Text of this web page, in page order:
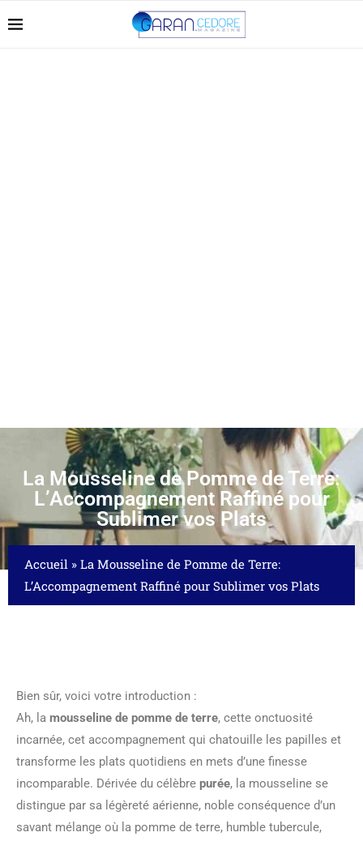
La Mousseline de Pomme de Terre:
L’Accompagnement Raffiné pour
Sublimer vos Plats
Accueil » La Mousseline de Pomme de Terre:
L’Accompagnement Raffiné pour Sublimer vos Plats
Bien sûr, voici votre introduction :
Ah, la mousseline de pomme de terre, cette onctuosité
incarnée, cet accompagnement qui chatouille les papilles et
transforme les plats quotidiens en mets d’une finesse
incomparable. Dérivée du célèbre purée, la mousseline se
distingue par sa légèreté aérienne, noble conséquence d’un
savant mélange où la pomme de terre, humble tubercule,